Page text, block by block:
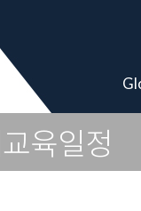
육일정